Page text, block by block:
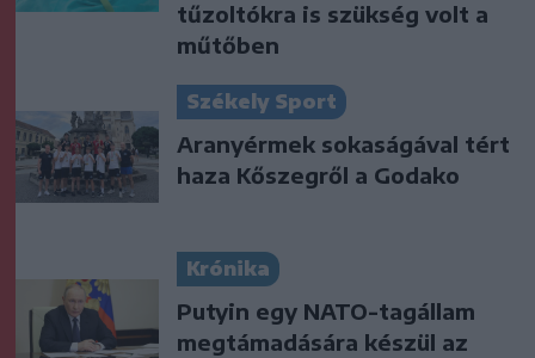
tűzoltókra is szükség volt a
műtőben
Székely Sport
Aranyérmek sokaságával tért
haza Kőszegről a Godako
Krónika
Putyin egy NATO-tagállam
megtámadására készül az